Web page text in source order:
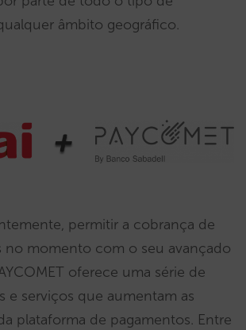
âmbito geográfico.
permitir a cobrança de
no momento com o seu avançado
oferece uma série de
e serviços que aumentam as
plataforma de pagamentos. Entre